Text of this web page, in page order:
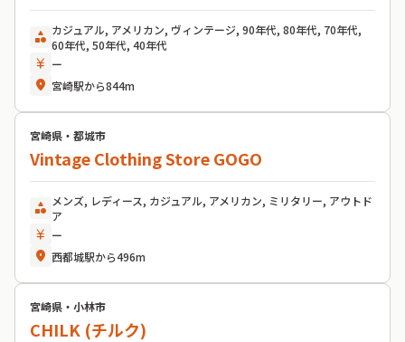
category カジュアル, アメリカン, ヴィンテージ, 90年代, 80年代, 70年代,
60年代, 50年代, 40年代
currency_yen ー
location_on 宮崎駅から844m
宮崎県・都城市
Vintage Clothing Store GOGO
category メンズ, レディース, カジュアル, アメリカン, ミリタリー, アウトド
ア
currency_yen ー
location_on 西都城駅から496m
宮崎県・小林市
CHILK (チルク)